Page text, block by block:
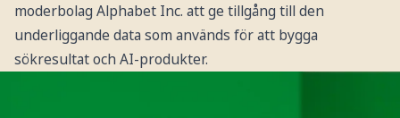
moderbolag Alphabet Inc. att ge tillgång till den
underliggande data som används för att bygga
sökresultat och AI-produkter.